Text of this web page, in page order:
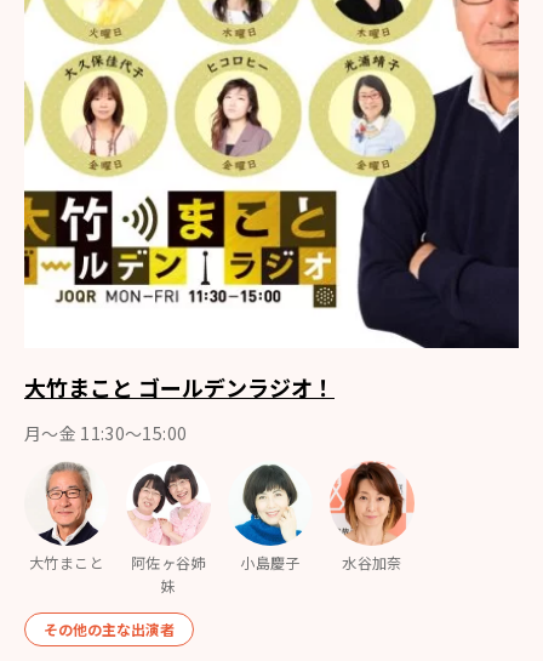
大竹まこと ゴールデンラジオ！
月〜金 11:30～15:00
大竹まこと
阿佐ヶ谷姉
妹
小島慶子 水谷加奈
その他の主な出演者